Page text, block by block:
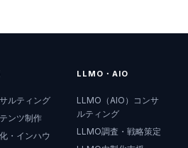
ルティング
ンツ制作
・インハウ
LLMO・AIO
LLMO（AIO）コンサ
ルティング
LLMO調査・戦略策定